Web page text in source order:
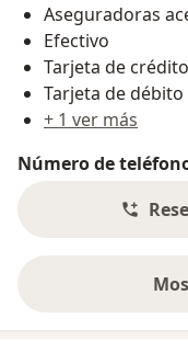
Aseguradoras
Efectivo
Tarjeta de crédito
Tarjeta de débito
+ 1 ver más
Número de